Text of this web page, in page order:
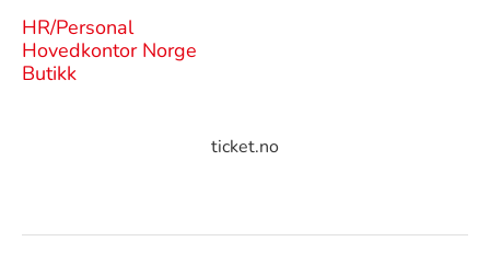
HR/Personal
Hovedkontor Norge
Butikk
ticket.no